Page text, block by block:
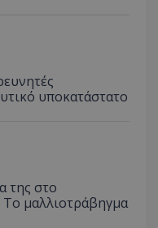
υποκατάστατο
της στο
Το μαλλιοτράβηγμα